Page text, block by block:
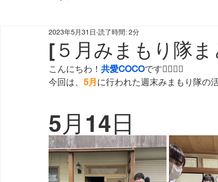
やま・さと応緑隊 イベント
みなかみ町観光協会 プロジェクト ダム放流
利根沼田宝物グランプリ大会
[５月みまもり隊
2023年5月31日 読了時間: 2分
こんにちわ！ 共愛COCOです🏋️‍♂️🏋️‍♂️
今回は、 5月 に行われた週末みまもり隊の
5月14日